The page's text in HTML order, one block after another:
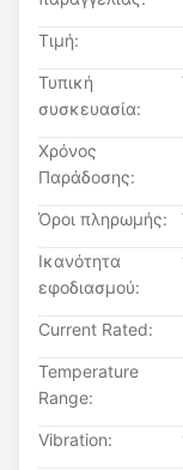
Τιμή:
Τυπική
συσκευασία:
Χρόνος
Παράδοσης:
Όροι πληρωμής:
Ικανότητα
εφοδιασμού:
Current Rated:
Temperature
Range:
Vibration: